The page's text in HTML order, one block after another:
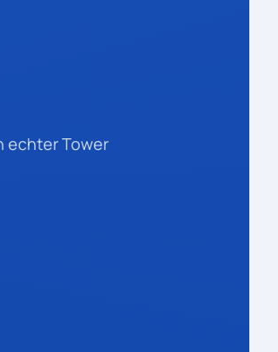
echter Tower